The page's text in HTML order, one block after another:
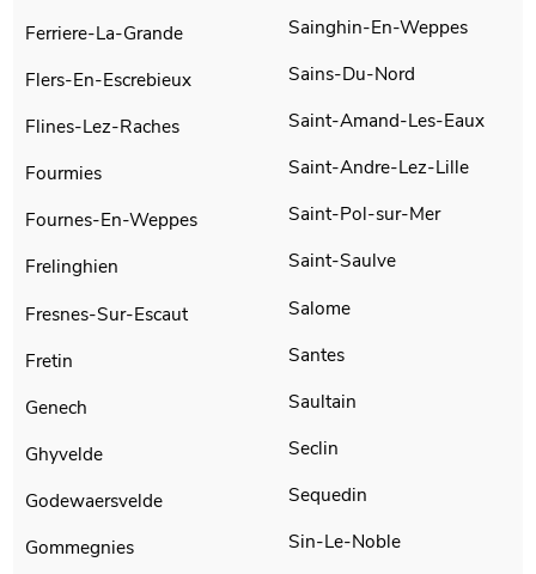
Ferriere-La-Grande
Flers-En-Escrebieux
Flines-Lez-Raches
Fourmies
Fournes-En-Weppes
Frelinghien
Fresnes-Sur-Escaut
Fretin
Genech
Ghyvelde
Godewaersvelde
Gommegnies
Sainghin-En-Weppes
Sains-Du-Nord
Saint-Amand-Les-Eaux
Saint-Andre-Lez-Lille
Saint-Pol-sur-Mer
Saint-Saulve
Salome
Santes
Saultain
Seclin
Sequedin
Sin-Le-Noble